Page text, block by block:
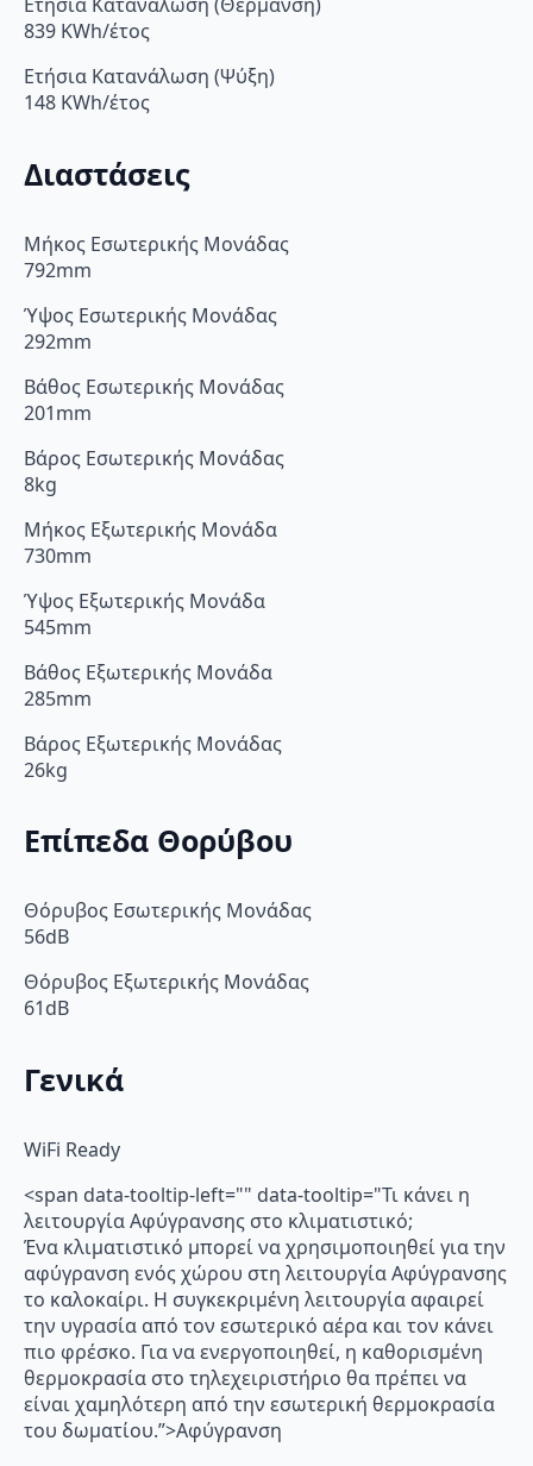
Ετήσια Κατανάλωση (Θέρμανση)
839 KWh/έτος
Ετήσια Κατανάλωση (Ψύξη)
148 KWh/έτος
Διαστάσεις
Μήκος Εσωτερικής Μονάδας
792mm
Ύψος Εσωτερικής Μονάδας
292mm
Βάθος Εσωτερικής Μονάδας
201mm
Βάρος Εσωτερικής Μονάδας
8kg
Μήκος Εξωτερικής Μονάδα
730mm
Ύψος Εξωτερικής Μονάδα
545mm
Βάθος Εξωτερικής Μονάδα
285mm
Βάρος Εξωτερικής Μονάδας
26kg
Επίπεδα Θορύβου
Θόρυβος Εσωτερικής Μονάδας
56dB
Θόρυβος Εξωτερικής Μονάδας
61dB
Γενικά
WiFi Ready
<span data-tooltip-left="" data-tooltip="Τι κάνει η
λειτουργία Αφύγρανσης στο κλιματιστικό;
Ένα κλιματιστικό μπορεί να χρησιμοποιηθεί για την
αφύγρανση ενός χώρου στη λειτουργία Αφύγρανσης
το καλοκαίρι. Η συγκεκριμένη λειτουργία αφαιρεί
την υγρασία από τον εσωτερικό αέρα και τον κάνει
πιο φρέσκο. Για να ενεργοποιηθεί, η καθορισμένη
θερμοκρασία στο τηλεχειριστήριο θα πρέπει να
είναι χαμηλότερη από την εσωτερική θερμοκρασία
του δωματίου.”>Αφύγρανση